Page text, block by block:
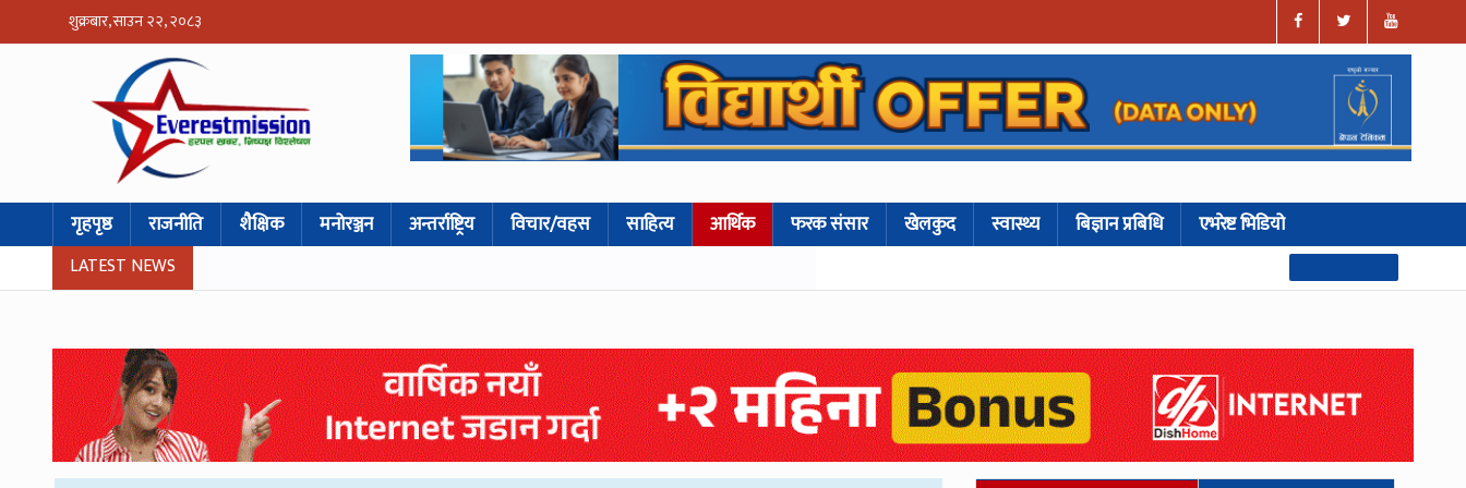
शुक्रबार, साउन २२, २०८३
गृहपृष्ठ राजनीति शैक्षिक मनोरञ्जन अन्तर्राष्ट्रिय विचार/वहस साहित्य आर्थिक फरक संसार खेलकुद स्वास्थ्य बिज्ञान प्रबिधि एभरेष्ट भिडियो
LATEST NEWS